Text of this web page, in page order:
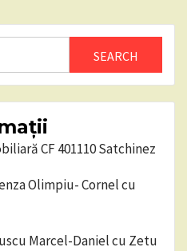
CF 401110 Satchinez
Olimpiu- Cornel cu
Marcel-Daniel cu Zetu